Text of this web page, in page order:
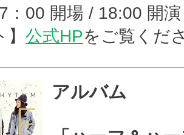
：00 開場 / 18:00 開演
公式HPをご覧くだ
アルバム